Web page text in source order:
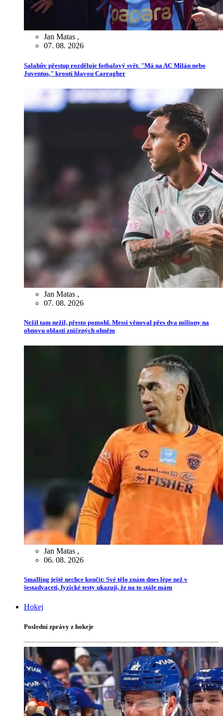
Jan Matas ,
07. 08. 2026
Salahův přestup rozděluje fotbalový svět. "Má na AC Milán nebo
Juventus," kroutí hlavou Carragher
Jan Matas ,
07. 08. 2026
Nežil tam nežil, přesto pomohl. Messi věnoval přes dva miliony na
obnovu oblastí zničených ohněm
Jan Matas ,
06. 08. 2026
Smalling ještě nechce končit: Své tělo znám dnes lépe než v
šestadvaceti, fyzické testy ukazují, že na to stále mám
Hokej
Poslední zprávy z hokeje